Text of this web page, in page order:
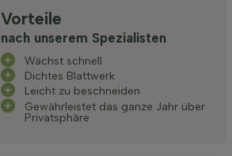
Vorteile
nach unserem Spezialisten
Wächst schnell
Dichtes Blattwerk
Leicht zu beschneiden
Gewährleistet das ganze Jahr über
Privatsphäre